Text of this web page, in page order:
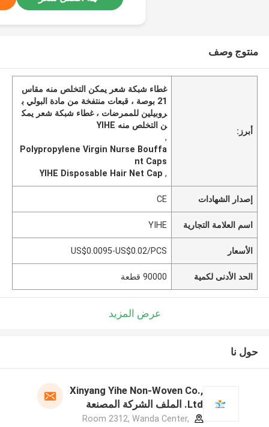
منتوج وصف
أبرز:
غطاء شبكة شعر يمكن التخلص منه مقاس
21 بوصة ، قبعات منتفخة من مادة البولي ب
روبيلين للممرضات ، غطاء شبكة شعر يمك
ن التخلص منه YIHE
,
Polypropylene Virgin Nurse Bouffa
nt Caps
,
YIHE Disposable Hair Net Cap
إصدار الشهادات CE
اسم العلامة التجارية YIHE
الأسعار US$0.0095-US$0.02/PCS
الحد الأدنى لكمية 90000 قطعة
عرض المزيد
حول نا
Xinyang Yihe Non-Woven Co.,
Ltd. الملف الشركة المصنعة
Room 2312, Wanda Center,